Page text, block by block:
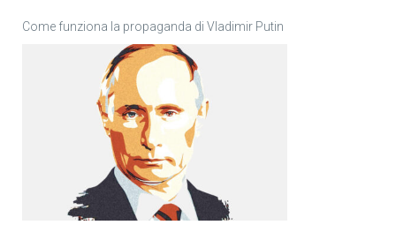
Come funziona la propaganda di Vladimir Putin